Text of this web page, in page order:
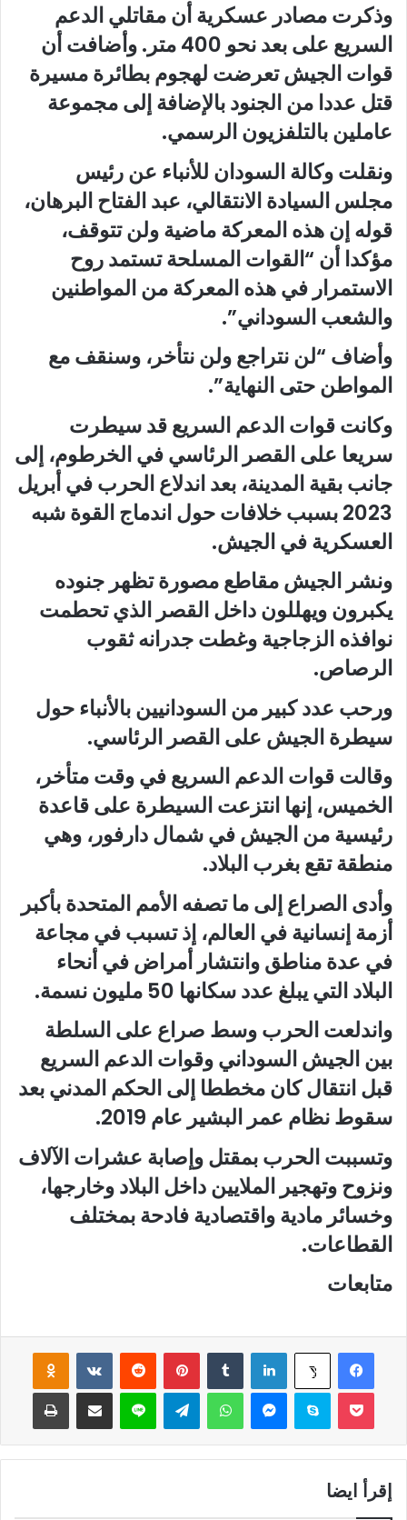
وذكرت مصادر عسكرية أن مقاتلي الدعم
السريع على بعد نحو 400 متر. وأضافت أن
قوات الجيش تعرضت لهجوم بطائرة مسيرة
قتل عددا من الجنود بالإضافة إلى مجموعة
عاملين بالتلفزيون الرسمي.
ونقلت وكالة السودان للأنباء عن رئيس
مجلس السيادة الانتقالي، عبد الفتاح البرهان،
قوله إن هذه المعركة ماضية ولن تتوقف،
مؤكدا أن “القوات المسلحة تستمد روح
الاستمرار في هذه المعركة من المواطنين
والشعب السوداني”.
وأضاف “لن نتراجع ولن نتأخر، وسنقف مع
المواطن حتى النهاية”.
وكانت قوات الدعم السريع قد سيطرت
سريعا على القصر الرئاسي في الخرطوم، إلى
جانب بقية المدينة، بعد اندلاع الحرب في أبريل
2023 بسبب خلافات حول اندماج القوة شبه
العسكرية في الجيش.
ونشر الجيش مقاطع مصورة تظهر جنوده
يكبرون ويهللون داخل القصر الذي تحطمت
نوافذه الزجاجية وغطت جدرانه ثقوب
الرصاص.
ورحب عدد كبير من السودانيين بالأنباء حول
سيطرة الجيش على القصر الرئاسي.
وقالت قوات الدعم السريع في وقت متأخر،
الخميس، إنها انتزعت السيطرة على قاعدة
رئيسية من الجيش في شمال دارفور، وهي
منطقة تقع بغرب البلاد.
وأدى الصراع إلى ما تصفه الأمم المتحدة بأكبر
أزمة إنسانية في العالم، إذ تسبب في مجاعة
في عدة مناطق وانتشار أمراض في أنحاء
البلاد التي يبلغ عدد سكانها 50 مليون نسمة.
واندلعت الحرب وسط صراع على السلطة
بين الجيش السوداني وقوات الدعم السريع
قبل انتقال كان مخططا إلى الحكم المدني بعد
سقوط نظام عمر البشير عام 2019.
وتسببت الحرب بمقتل وإصابة عشرات الآلاف
ونزوح وتهجير الملايين داخل البلاد وخارجها،
وخسائر مادية واقتصادية فادحة بمختلف
القطاعات.
متابعات
فيسبوك ‫X لينكدإن بينتيريست
سكايب واتساب لاين
إقرأ ايضا